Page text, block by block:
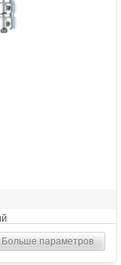
Больше параметров